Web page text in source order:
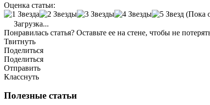
Оценка статьи:
(Пока
Загрузка...
Понравилась статья? Оставьте ее на стене, чтобы не
Твитнуть
Поделиться
Поделиться
Отправить
Класснуть
Полезные статьи